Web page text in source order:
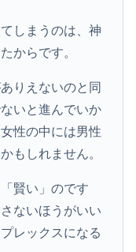
しまうのは、神
からです。
りえないのと同
いと進んでいか
性の中には男性
もしれません。
賢い」のです
ないほうがいい
レックスになる